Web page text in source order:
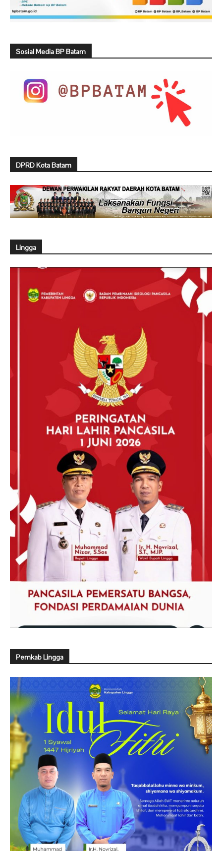
Sosial Media BP Batam
DPRD Kota Batam
Lingga
Pemkab Lingga